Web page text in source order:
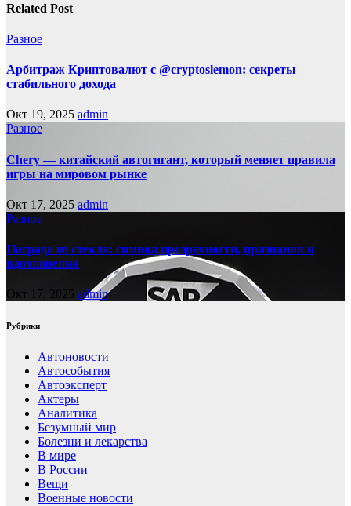
Related Post
Разное
Арбитраж Криптовалют с @cryptoslemon: секреты
стабильного дохода
Окт 19, 2025 admin
Разное
Chery — китайский автогигант, который меняет правила
игры на мировом рынке
Окт 17, 2025 admin
Разное
Награда из стекла: символ прозрачности, признания и
вдохновения
Окт 17, 2025 admin
Рубрики
Автоновости
Автособытия
Автоэксперт
Актеры
Аналитика
Безумный мир
Болезни и лекарства
В мире
В России
Вещи
Военные новости